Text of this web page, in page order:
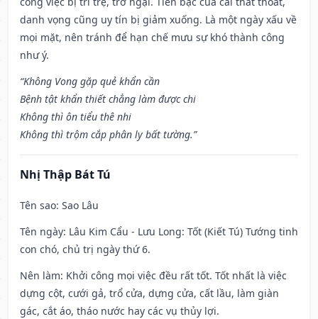
danh vọng cũng uy tín bị giảm xuống. Là một ngày xấu về
mọi mặt, nên tránh để hạn chế mưu sự khó thành công
như ý.
“Không Vong gặp quẻ khẩn cần
Bệnh tật khẩn thiết chẳng làm được chi
Không thì ôn tiểu thê nhi
Không thì trộm cắp phân ly bất tường.”
Nhị Thập Bát Tú
Tên sao: Sao Lâu
Tên ngày: Lâu Kim Cẩu - Lưu Long: Tốt (Kiết Tú) Tướng tinh
con chó, chủ trị ngày thứ 6.
Nên làm: Khởi công mọi việc đều rất tốt. Tốt nhất là việc
dựng cột, cưới gả, trổ cửa, dựng cửa, cất lầu, làm giàn
gác, cắt áo, tháo nước hay các vụ thủy lợi.